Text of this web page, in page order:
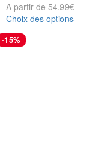
A partir de 54.99€
Choix des options
-15%